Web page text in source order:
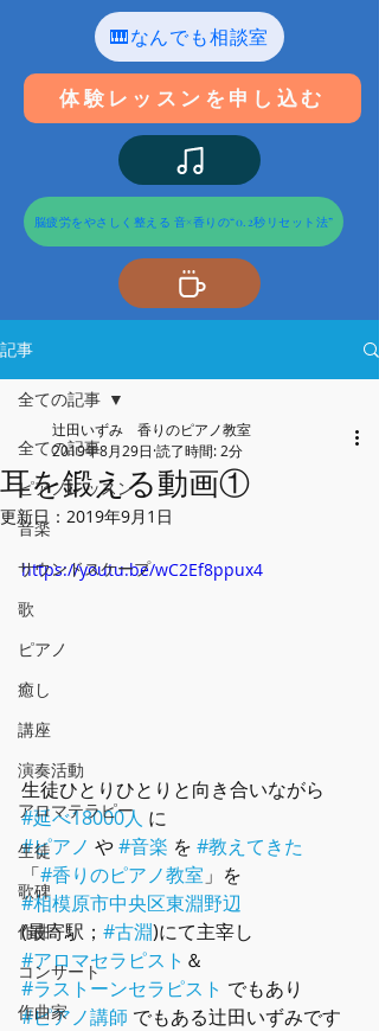
🎹なんでも相談室
体験レッスンを申し込む
脳疲労をやさしく整える 音×香りの“0.2秒リセット法”
記事
全ての記事
ピアノレッスン
音楽
サウンドスケープ
歌
ピアノ
癒し
講座
演奏活動
アロマテラピー
生徒
歌碑
作曲
コンサート
作曲家
全ての記事
耳を鍛える動画①
辻田いずみ 香りのピアノ教室
2019年8月29日 読了時間: 2分
更新日： 2019年9月1日
https://youtu.be/wC2Ef8ppux4
生徒ひとりひとりと向き合いながら
#延べ18000人 に
#ピアノ や #音楽 を #教えてきた
「#香りのピアノ教室 」を
#相模原市中央区東淵野辺
(最寄駅； #古淵)にて主宰し
#アロマセラピスト ＆
#ラストーンセラピスト でもあり
#ピアノ講師 でもある辻󠄀田いずみです